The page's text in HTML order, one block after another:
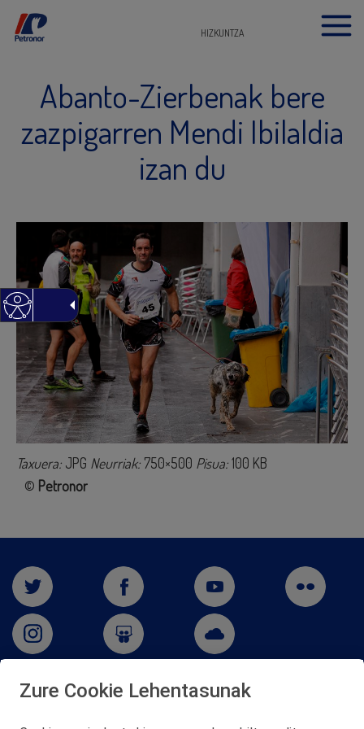
HIZKUNTZA
Abanto-Zierbenak bere
zazpigarren Mendi Ibilaldia
izan du
Taxuera: JPG Neurriak: 750×500 Pisua:100 KB
© Petronor
Zure Cookie Lehentasunak